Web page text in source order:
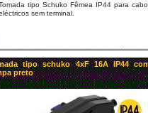
tipo Schuko Fêmea IP44 para
sem terminal.
tipo schuko 4xF 16A IP44
preto